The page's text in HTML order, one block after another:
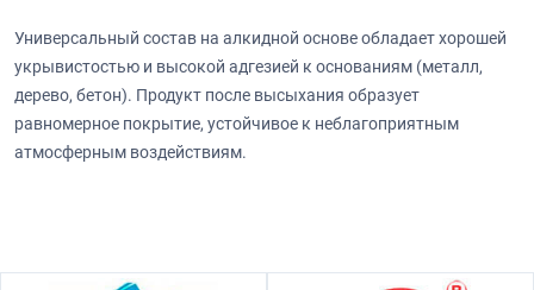
Универсальный состав на алкидной основе обладает хорошей
укрывистостью и высокой адгезией к основаниям (металл,
дерево, бетон). Продукт после высыхания образует
равномерное покрытие, устойчивое к неблагоприятным
атмосферным воздействиям.